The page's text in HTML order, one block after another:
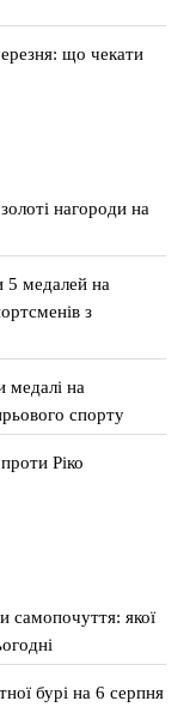
що чекати
нагороди на
5 медалей на
з
на
спорту
Ріко
самопочуття: якої
бурі на 6 серпня